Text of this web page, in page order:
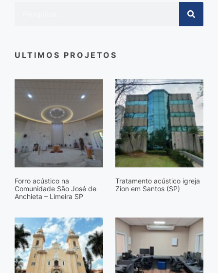
ULTIMOS PROJETOS
Forro acústico na
Comunidade São José de
Anchieta – Limeira SP
Tratamento acústico igreja
Zion em Santos (SP)